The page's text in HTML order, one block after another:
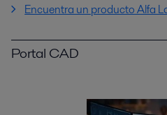
Encuentra un producto Alfa
Portal CAD